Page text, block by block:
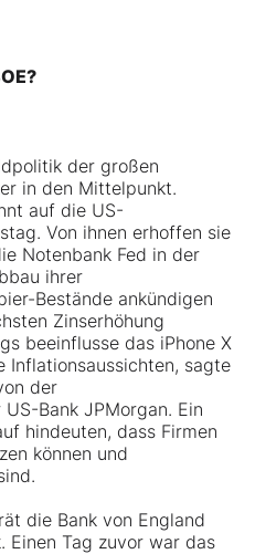
der großen
in den Mittelpunkt.
auf die US-
Von ihnen erhoffen sie
Notenbank Fed in der
ihrer
Bestände ankündigen
Zinserhöhung
beeinflusse das iPhone X
Inflationsaussichten, sagte
der
Bank JPMorgan. Ein
hindeuten, dass Firmen
können und
die Bank von England
Einen Tag zuvor war das